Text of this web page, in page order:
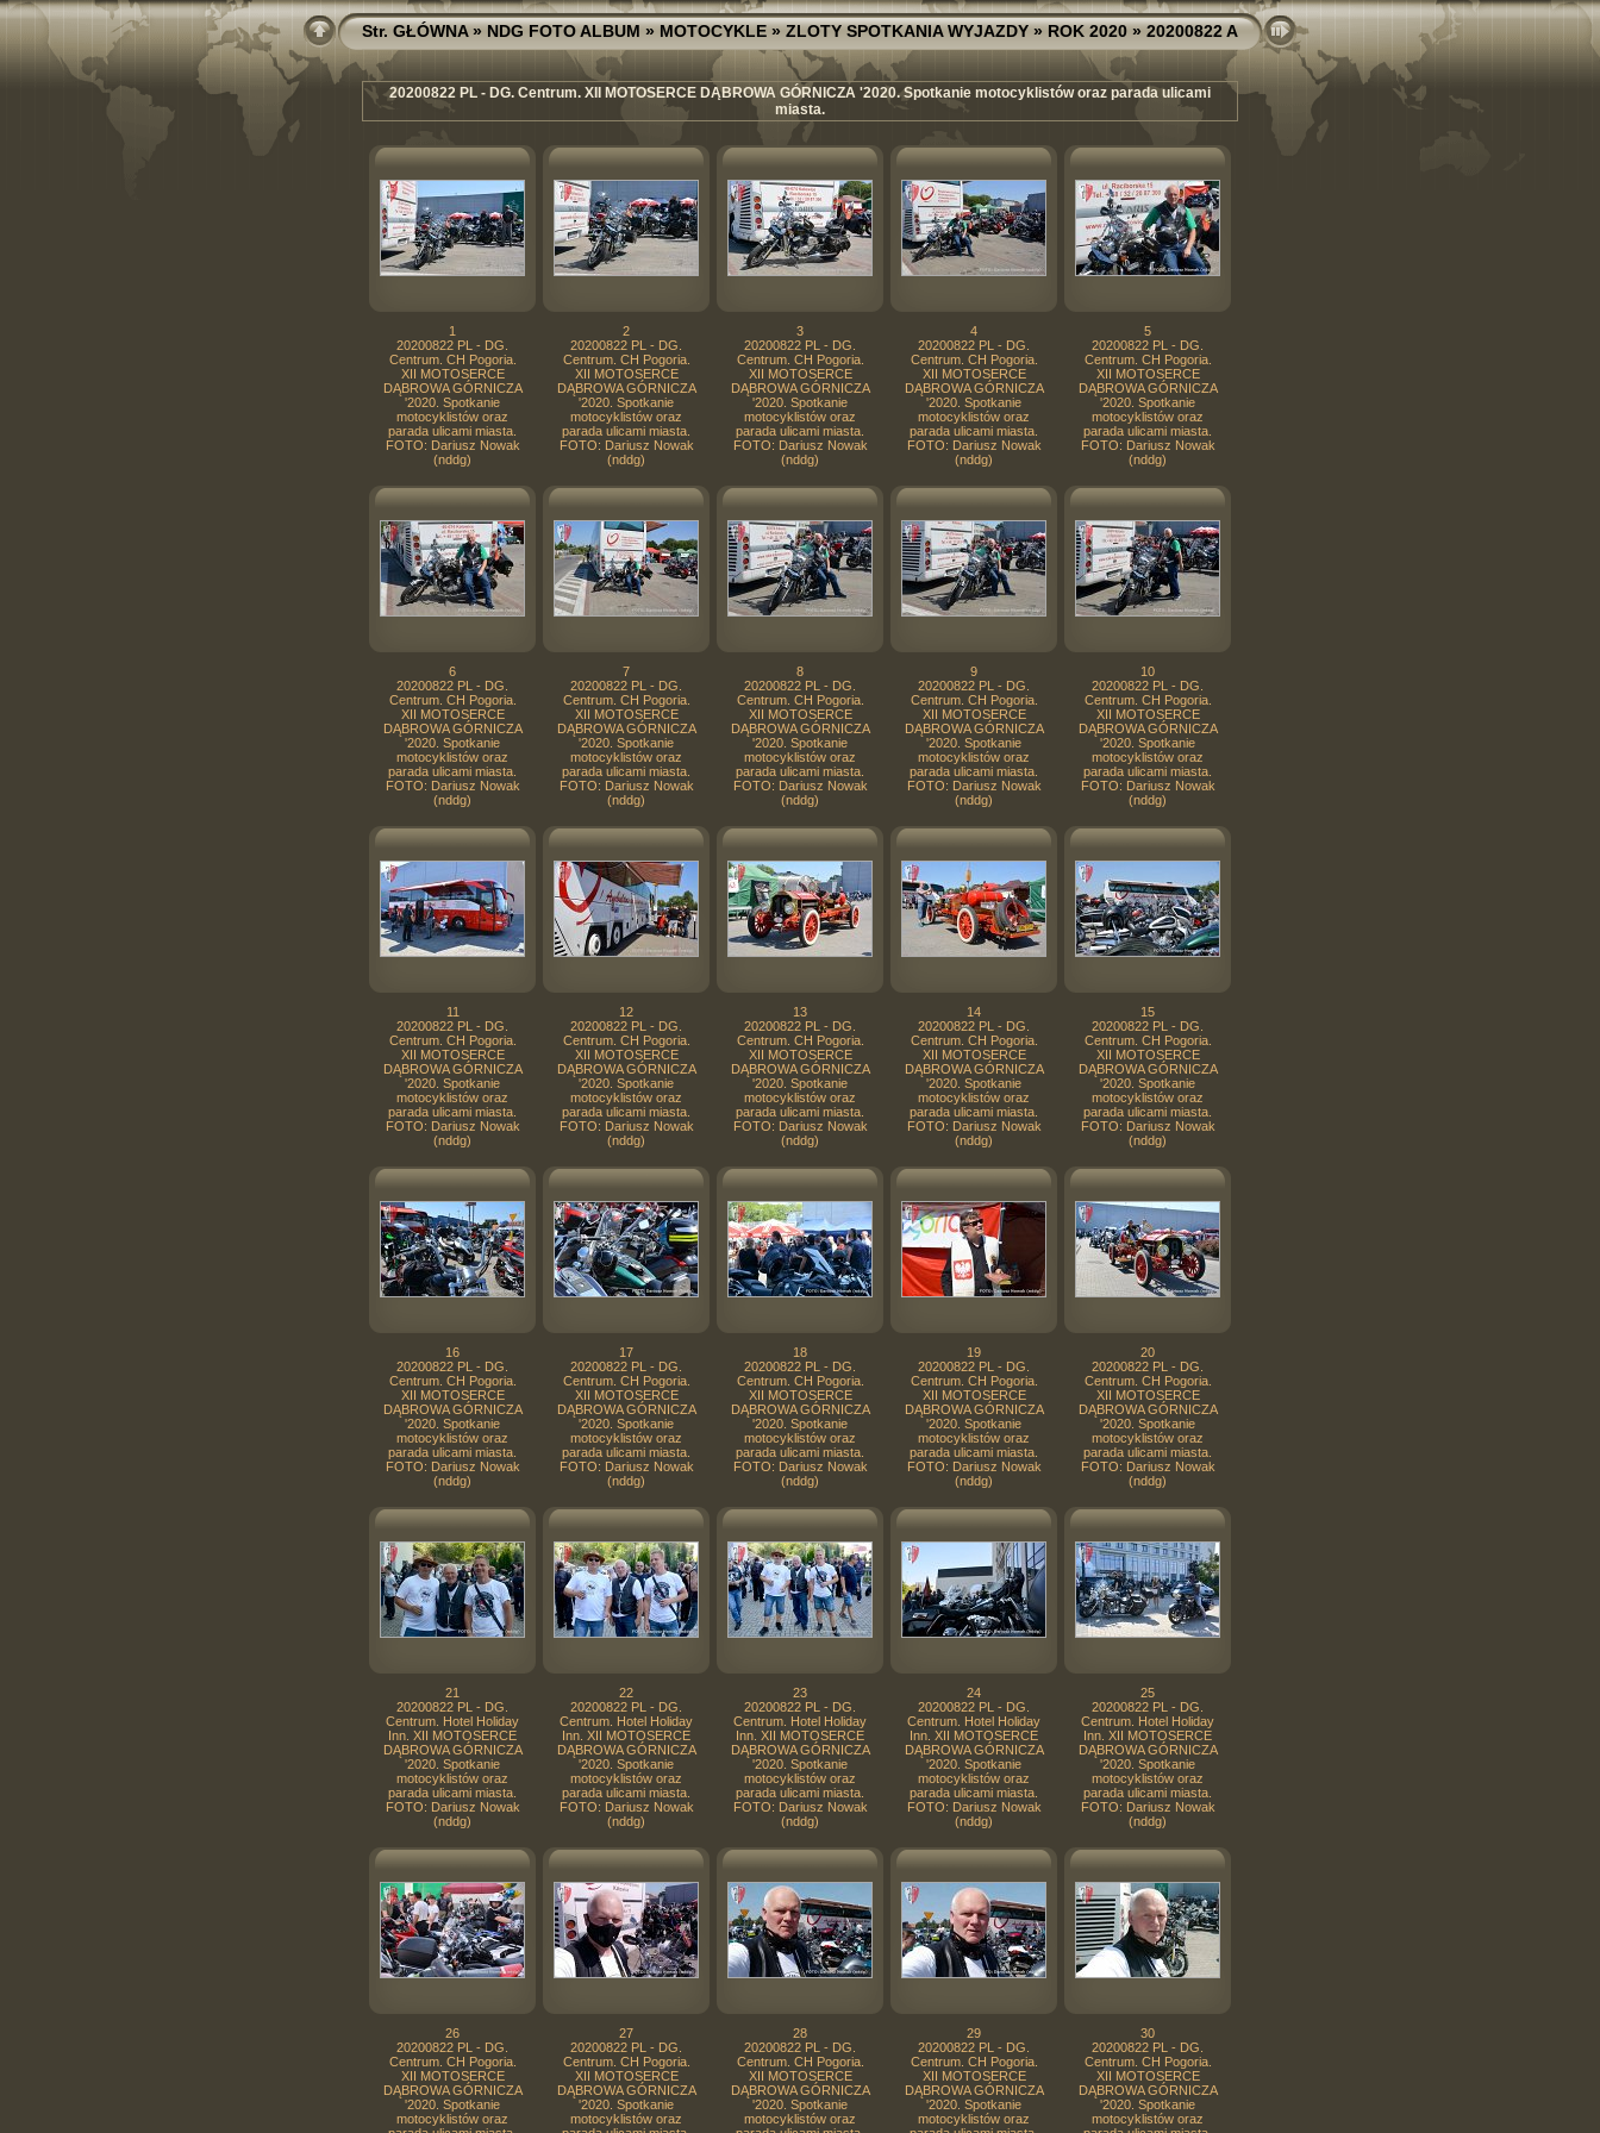
Str. GŁÓWNA»NDG FOTO ALBUM»MOTOCYKLE»ZLOTY SPOTKANIA WYJAZDY»ROK 2020» 20200822 A
20200822 PL - DG. Centrum. XII MOTOSERCE DĄBROWA GÓRNICZA '2020. Spotkanie motocyklistów oraz parada ulicami
miasta.
1
20200822 PL - DG.
Centrum. CH Pogoria.
XII MOTOSERCE
DĄBROWA GÓRNICZA
'2020. Spotkanie
motocyklistów oraz
parada ulicami miasta.
FOTO: Dariusz Nowak
(nddg)
2
20200822 PL - DG.
Centrum. CH Pogoria.
XII MOTOSERCE
DĄBROWA GÓRNICZA
'2020. Spotkanie
motocyklistów oraz
parada ulicami miasta.
FOTO: Dariusz Nowak
(nddg)
3
20200822 PL - DG.
Centrum. CH Pogoria.
XII MOTOSERCE
DĄBROWA GÓRNICZA
'2020. Spotkanie
motocyklistów oraz
parada ulicami miasta.
FOTO: Dariusz Nowak
(nddg)
4
20200822 PL - DG.
Centrum. CH Pogoria.
XII MOTOSERCE
DĄBROWA GÓRNICZA
'2020. Spotkanie
motocyklistów oraz
parada ulicami miasta.
FOTO: Dariusz Nowak
(nddg)
5
20200822 PL - DG.
Centrum. CH Pogoria.
XII MOTOSERCE
DĄBROWA GÓRNICZA
'2020. Spotkanie
motocyklistów oraz
parada ulicami miasta.
FOTO: Dariusz Nowak
(nddg)
6
20200822 PL - DG.
Centrum. CH Pogoria.
XII MOTOSERCE
DĄBROWA GÓRNICZA
'2020. Spotkanie
motocyklistów oraz
parada ulicami miasta.
FOTO: Dariusz Nowak
(nddg)
7
20200822 PL - DG.
Centrum. CH Pogoria.
XII MOTOSERCE
DĄBROWA GÓRNICZA
'2020. Spotkanie
motocyklistów oraz
parada ulicami miasta.
FOTO: Dariusz Nowak
(nddg)
8
20200822 PL - DG.
Centrum. CH Pogoria.
XII MOTOSERCE
DĄBROWA GÓRNICZA
'2020. Spotkanie
motocyklistów oraz
parada ulicami miasta.
FOTO: Dariusz Nowak
(nddg)
9
20200822 PL - DG.
Centrum. CH Pogoria.
XII MOTOSERCE
DĄBROWA GÓRNICZA
'2020. Spotkanie
motocyklistów oraz
parada ulicami miasta.
FOTO: Dariusz Nowak
(nddg)
10
20200822 PL - DG.
Centrum. CH Pogoria.
XII MOTOSERCE
DĄBROWA GÓRNICZA
'2020. Spotkanie
motocyklistów oraz
parada ulicami miasta.
FOTO: Dariusz Nowak
(nddg)
11
20200822 PL - DG.
Centrum. CH Pogoria.
XII MOTOSERCE
DĄBROWA GÓRNICZA
'2020. Spotkanie
motocyklistów oraz
parada ulicami miasta.
FOTO: Dariusz Nowak
(nddg)
12
20200822 PL - DG.
Centrum. CH Pogoria.
XII MOTOSERCE
DĄBROWA GÓRNICZA
'2020. Spotkanie
motocyklistów oraz
parada ulicami miasta.
FOTO: Dariusz Nowak
(nddg)
13
20200822 PL - DG.
Centrum. CH Pogoria.
XII MOTOSERCE
DĄBROWA GÓRNICZA
'2020. Spotkanie
motocyklistów oraz
parada ulicami miasta.
FOTO: Dariusz Nowak
(nddg)
14
20200822 PL - DG.
Centrum. CH Pogoria.
XII MOTOSERCE
DĄBROWA GÓRNICZA
'2020. Spotkanie
motocyklistów oraz
parada ulicami miasta.
FOTO: Dariusz Nowak
(nddg)
15
20200822 PL - DG.
Centrum. CH Pogoria.
XII MOTOSERCE
DĄBROWA GÓRNICZA
'2020. Spotkanie
motocyklistów oraz
parada ulicami miasta.
FOTO: Dariusz Nowak
(nddg)
16
20200822 PL - DG.
Centrum. CH Pogoria.
XII MOTOSERCE
DĄBROWA GÓRNICZA
'2020. Spotkanie
motocyklistów oraz
parada ulicami miasta.
FOTO: Dariusz Nowak
(nddg)
17
20200822 PL - DG.
Centrum. CH Pogoria.
XII MOTOSERCE
DĄBROWA GÓRNICZA
'2020. Spotkanie
motocyklistów oraz
parada ulicami miasta.
FOTO: Dariusz Nowak
(nddg)
18
20200822 PL - DG.
Centrum. CH Pogoria.
XII MOTOSERCE
DĄBROWA GÓRNICZA
'2020. Spotkanie
motocyklistów oraz
parada ulicami miasta.
FOTO: Dariusz Nowak
(nddg)
19
20200822 PL - DG.
Centrum. CH Pogoria.
XII MOTOSERCE
DĄBROWA GÓRNICZA
'2020. Spotkanie
motocyklistów oraz
parada ulicami miasta.
FOTO: Dariusz Nowak
(nddg)
20
20200822 PL - DG.
Centrum. CH Pogoria.
XII MOTOSERCE
DĄBROWA GÓRNICZA
'2020. Spotkanie
motocyklistów oraz
parada ulicami miasta.
FOTO: Dariusz Nowak
(nddg)
21
20200822 PL - DG.
Centrum. Hotel Holiday
Inn. XII MOTOSERCE
DĄBROWA GÓRNICZA
'2020. Spotkanie
motocyklistów oraz
parada ulicami miasta.
FOTO: Dariusz Nowak
(nddg)
22
20200822 PL - DG.
Centrum. Hotel Holiday
Inn. XII MOTOSERCE
DĄBROWA GÓRNICZA
'2020. Spotkanie
motocyklistów oraz
parada ulicami miasta.
FOTO: Dariusz Nowak
(nddg)
23
20200822 PL - DG.
Centrum. Hotel Holiday
Inn. XII MOTOSERCE
DĄBROWA GÓRNICZA
'2020. Spotkanie
motocyklistów oraz
parada ulicami miasta.
FOTO: Dariusz Nowak
(nddg)
24
20200822 PL - DG.
Centrum. Hotel Holiday
Inn. XII MOTOSERCE
DĄBROWA GÓRNICZA
'2020. Spotkanie
motocyklistów oraz
parada ulicami miasta.
FOTO: Dariusz Nowak
(nddg)
25
20200822 PL - DG.
Centrum. Hotel Holiday
Inn. XII MOTOSERCE
DĄBROWA GÓRNICZA
'2020. Spotkanie
motocyklistów oraz
parada ulicami miasta.
FOTO: Dariusz Nowak
(nddg)
26
20200822 PL - DG.
Centrum. CH Pogoria.
XII MOTOSERCE
DĄBROWA GÓRNICZA
'2020. Spotkanie
motocyklistów oraz
27
20200822 PL - DG.
Centrum. CH Pogoria.
XII MOTOSERCE
DĄBROWA GÓRNICZA
'2020. Spotkanie
motocyklistów oraz
28
20200822 PL - DG.
Centrum. CH Pogoria.
XII MOTOSERCE
DĄBROWA GÓRNICZA
'2020. Spotkanie
motocyklistów oraz
29
20200822 PL - DG.
Centrum. CH Pogoria.
XII MOTOSERCE
DĄBROWA GÓRNICZA
'2020. Spotkanie
motocyklistów oraz
30
20200822 PL - DG.
Centrum. CH Pogoria.
XII MOTOSERCE
DĄBROWA GÓRNICZA
'2020. Spotkanie
motocyklistów oraz